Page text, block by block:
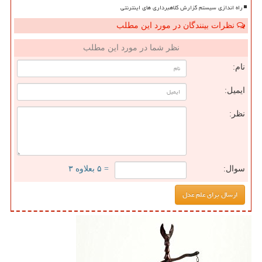
راه اندازی سیستم گزارش کلاهبرداری های اینترنتی
نظرات بینندگان در مورد این مطلب
نظر شما در مورد این مطلب
نام:
ایمیل:
نظر:
سوال: = ۵ بعلاوه ۳